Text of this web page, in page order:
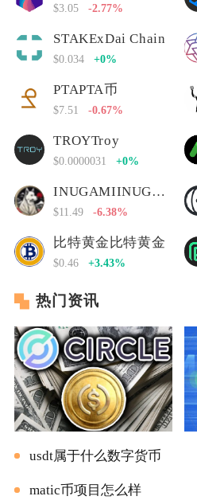
$3.05 -2.77%
STAKExDai Chain
$0.034 +0%
PTAPTA币
$7.51 -0.67%
TROYTroy
$0.0000031 +0%
INUGAMIINUGAMI币
$11.49 -6.38%
比特黄金比特黄金
$0.46 +3.43%
热门资讯
usdt属于什么数字货币
matic币项目怎么样